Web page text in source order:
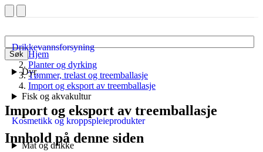
Søk
Drikkevannsforsyning
Dyr
Fisk og akvakultur
Kosmetikk og kroppspleieprodukter
Mat og drikke
Hjem
Planter og dyrking
Tømmer, trelast og treemballasje
Import og eksport av treemballasje
Import og eksport av treemballasje
Innhold på denne siden